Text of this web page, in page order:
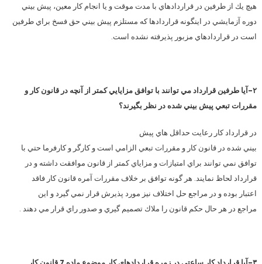
هيچ يك از طرفين در قراردادهاي با مدت موقت و يا انجام كار معين، پيش بيني
دوره آزمايشي در اينگونه قراردادها كه مستلزم پيش بيني حق فسخ براي طرفين
است در قراردادهاي مزبور پذيرفته نشده است.
۲-آيا طرفين قرارداد مي توانند با توافق مزايايي كمتر از آنچه در قانون كار و
مقررات تبعي پيش بيني شده در نظر بگيرند؟
در قرارداد كار رعايت حداقل هاي پيش
بيني شده در قانون كار و مقررات تبعي الزامي است و كارگر و كارفرما حتي با
توافق نمي توانند براي امتيازات و مزاياي كمتر از قانون موافقت داشته و در
قرارداد لحاظ نمايند. هر گونه توافق بر خلاف مقررات آمره قانون كار فاقد
اعتبار بوده و در مراجع حل اختلاف نيز مورد پذيرش قرار نمي گيرد و اين
مراجع در هر حال حكم قانون را ملاك تصميم گيري و صدور راي قرار مي دهند .